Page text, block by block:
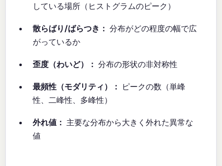
している場所（ヒストグラムのピーク）
散らばり/ばらつき： 分布がどの程度の幅で広
がっているか
歪度（わいど）： 分布の形状の非対称性
最頻性（モダリティ）：
ピークの数（単峰
性、二峰性、多峰性）
外れ値： 主要な分布から大きく外れた異常な
値